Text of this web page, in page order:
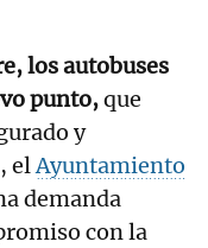
los autobuses
punto,que
y
elAyuntamiento
demanda
con la